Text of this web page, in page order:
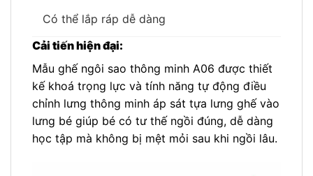
Có thể lắp ráp dễ dàng
Cải tiến hiện đại:
Mẫu ghế ngôi sao thông minh A06 được thiết
kế khoá trọng lực và tính năng tự động điều
chỉnh lưng thông minh áp sát tựa lưng ghế vào
lưng bé giúp bé có tư thế ngồi đúng, dễ dàng
học tập mà không bị mệt mỏi sau khi ngồi lâu.